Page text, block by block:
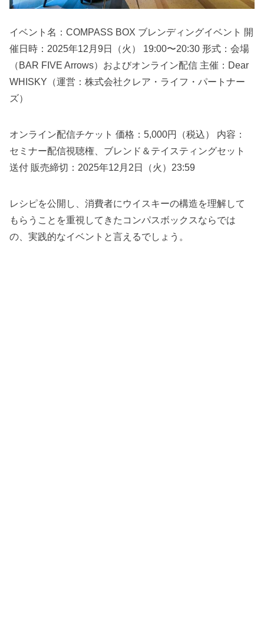
イベント名：COMPASS BOX ブレンディングイベント 開
催日時：2025年12月9日（火） 19:00〜20:30 形式：会場
（BAR FIVE Arrows）およびオンライン配信 主催：Dear
WHISKY（運営：株式会社クレア・ライフ・パートナー
ズ）
オンライン配信チケット 価格：5,000円（税込） 内容：
セミナー配信視聴権、ブレンド＆テイスティングセット
送付 販売締切：2025年12月2日（火）23:59
レシピを公開し、消費者にウイスキーの構造を理解して
もらうことを重視してきたコンパスボックスならでは
の、実践的なイベントと言えるでしょう。